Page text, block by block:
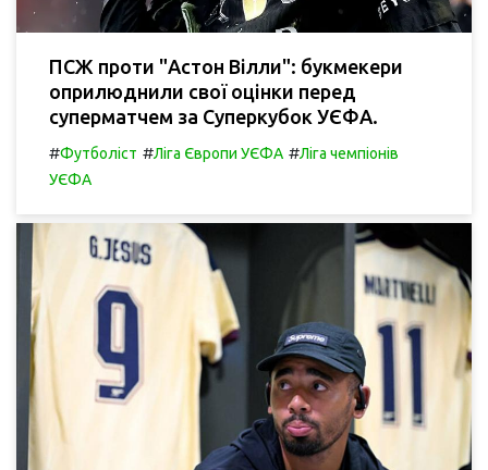
ПСЖ проти "Астон Вілли": букмекери
оприлюднили свої оцінки перед
суперматчем за Суперкубок УЄФА.
#Футболіст #Ліга Європи УЄФА #Ліга чемпіонів
УЄФА